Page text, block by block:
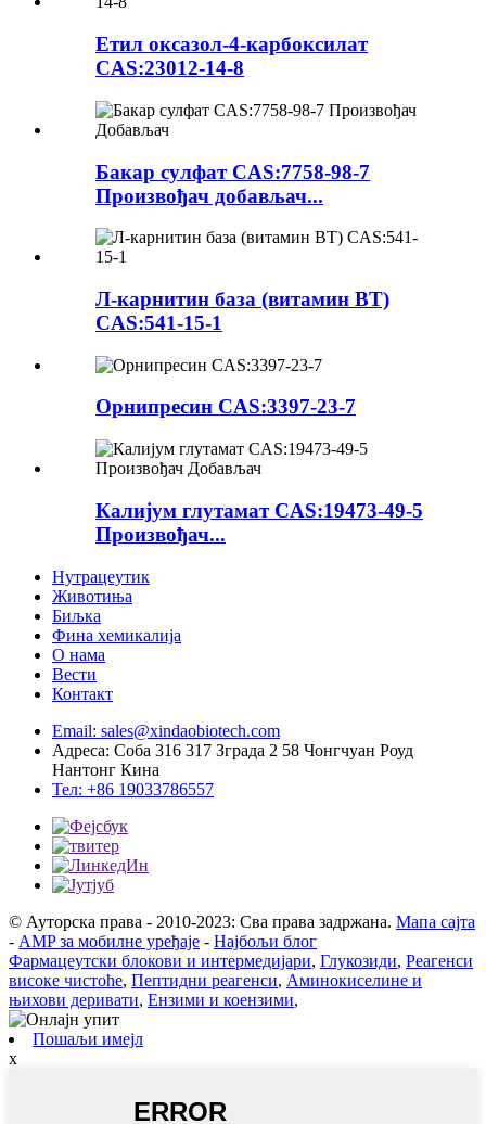
Етил оксазол-4-карбоксилат
CAS:23012-14-8
Бакар сулфат CAS:7758-98-7
Произвођач добављач...
Л-карнитин база (витамин BT)
CAS:541-15-1
Орнипресин CAS:3397-23-7
Калијум глутамат CAS:19473-49-5
Произвођач...
Нутрацеутик
Животиња
Биљка
Фина хемикалија
О нама
Вести
Контакт
Email: sales@xindaobiotech.com
Адреса: Соба 316 317 Зграда 2 58 Чонгчуан Роуд
Нантонг Кина
Тел: +86 19033786557
© Ауторска права - 2010-2023: Сва права задржана. Мапа сајта
- AMP за мобилне уређаје - Најбољи блог
Фармацеутски блокови и интермедијари, Глукозиди, Реагенси
високе чистоће, Пептидни реагенси, Аминокиселине и
њихови деривати, Ензими и коензими,
Пошаљи имејл
x